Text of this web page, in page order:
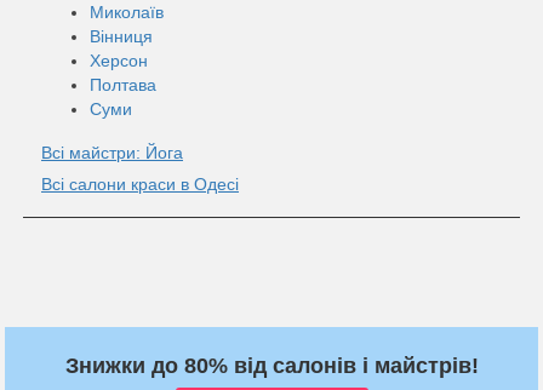
Миколаїв
Вінниця
Херсон
Полтава
Суми
Всі майстри: Йога
Всі салони краси в Одесі
Знижки до 80% від салонів і майстрів!